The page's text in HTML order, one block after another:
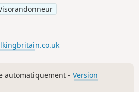
automatiquement -Version